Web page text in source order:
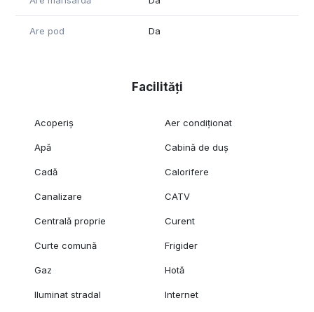
Are pod Da
Facilități
Acoperiș Aer condiționat
Apă Cabină de duș
Cadă Calorifere
Canalizare CATV
Centrală proprie Curent
Curte comună Frigider
Gaz Hotă
Iluminat stradal Internet